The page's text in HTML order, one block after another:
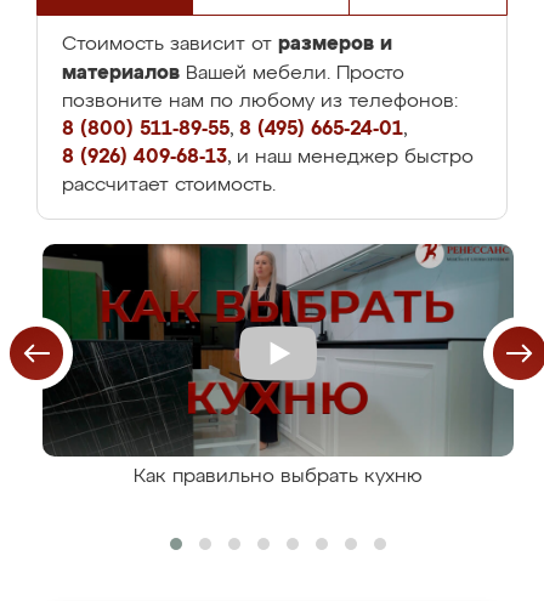
Стоимость зависит от размеров и
материалов Вашей мебели. Просто
позвоните нам по любому из телефонов:
8 (800) 511-89-55, 8 (495) 665-24-01,
8 (926) 409-68-13, и наш менеджер быстро
рассчитает стоимость.
Как правильно выбрать кухню